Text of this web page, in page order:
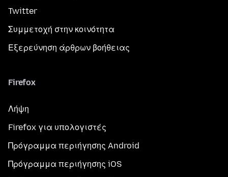
Twitter
Συμμετοχή στην κοινότητα
Εξερεύνηση άρθρων βοήθειας
Firefox
Λήψη
Firefox για υπολογιστές
Πρόγραμμα περιήγησης Android
Πρόγραμμα περιήγησης iOS